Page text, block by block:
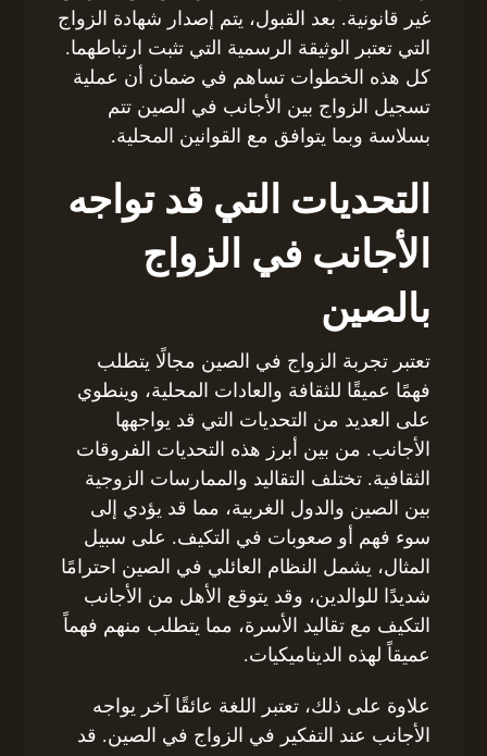
غير قانونية. بعد القبول، يتم إصدار شهادة الزواج
التي تعتبر الوثيقة الرسمية التي تثبت ارتباطهما.
كل هذه الخطوات تساهم في ضمان أن عملية
تسجيل الزواج بين الأجانب في الصين تتم
بسلاسة وبما يتوافق مع القوانين المحلية.
التحديات التي قد تواجه
الأجانب في الزواج
بالصين
تعتبر تجربة الزواج في الصين مجالًا يتطلب
فهمًا عميقًا للثقافة والعادات المحلية، وينطوي
على العديد من التحديات التي قد يواجهها
الأجانب. من بين أبرز هذه التحديات الفروقات
الثقافية. تختلف التقاليد والممارسات الزوجية
بين الصين والدول الغربية، مما قد يؤدي إلى
سوء فهم أو صعوبات في التكيف. على سبيل
المثال، يشمل النظام العائلي في الصين احترامًا
شديدًا للوالدين، وقد يتوقع الأهل من الأجانب
التكيف مع تقاليد الأسرة، مما يتطلب منهم فهماً
عميقاً لهذه الديناميكيات.
علاوة على ذلك، تعتبر اللغة عائقًا آخر يواجه
الأجانب عند التفكير في الزواج في الصين. قد